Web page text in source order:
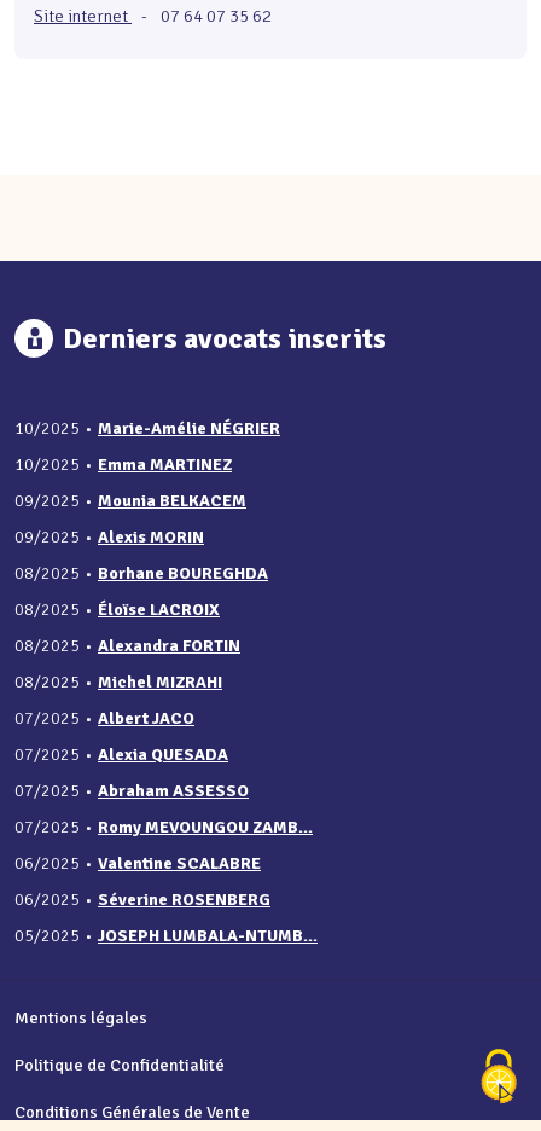
Site internet
- 07 64 07 35 62
Derniers avocats inscrits
10/2025 • Marie-Amélie NÉGRIER
10/2025 • Emma MARTINEZ
09/2025 • Mounia BELKACEM
09/2025 • Alexis MORIN
08/2025 • Borhane BOUREGHDA
08/2025 • Éloïse LACROIX
08/2025 • Alexandra FORTIN
08/2025 • Michel MIZRAHI
07/2025 • Albert JACO
07/2025 • Alexia QUESADA
07/2025 • Abraham ASSESSO
07/2025 • Romy MEVOUNGOU ZAMB...
06/2025 • Valentine SCALABRE
06/2025 • Séverine ROSENBERG
05/2025 • JOSEPH LUMBALA-NTUMB...
Mentions légales
Politique de Confidentialité
Conditions Générales de Vente